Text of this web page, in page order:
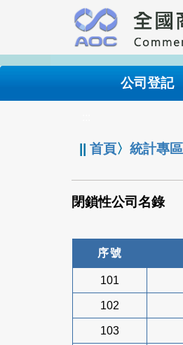
要
內
公司登記
||首頁〉統計專區
閉鎖性公司名錄
序號
101
102
103